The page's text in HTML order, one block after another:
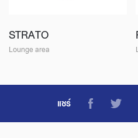
STRATO
Lounge area
แชร์